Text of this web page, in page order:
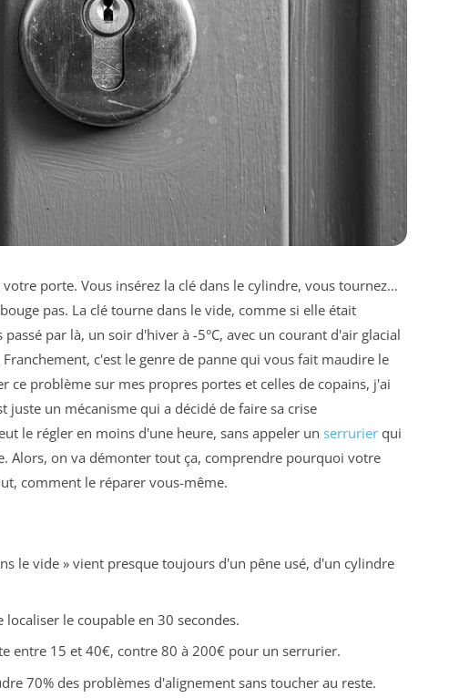
porte. Vous insérez la clé dans le cylindre, vous tournez…
pas. La clé tourne dans le vide, comme si elle était
par là, un soir d'hiver à -5°C, avec un courant d'air glacial
c'est le genre de panne qui vous fait maudire le
ce problème sur mes propres portes et celles de copains, j'ai
juste un mécanisme qui a décidé de faire sa crise
le régler en moins d'une heure, sans appeler un serrurier qui
Alors, on va démonter tout ça, comprendre pourquoi votre
comment le réparer vous-même.
le vide » vient presque toujours d'un pêne usé, d'un cylindre
le coupable en 30 secondes.
entre 15 et 40€, contre 80 à 200€ pour un serrurier.
70% des problèmes d'alignement sans toucher au reste.